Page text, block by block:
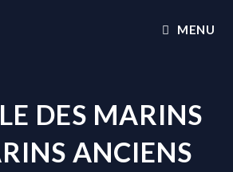
MENU
DES MARINS
ANCIENS